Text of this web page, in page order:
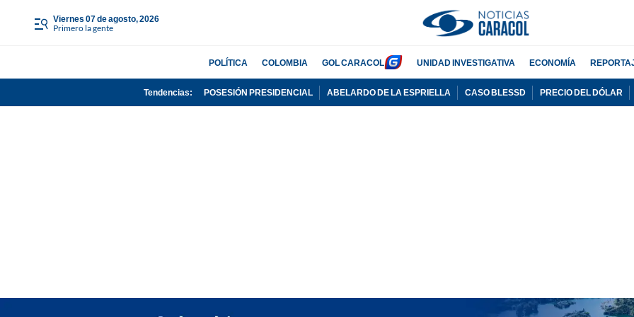
viernes 07 de agosto, 2026
Primero la gente
POLÍTICA COLOMBIA GOL CARACOL UNIDAD INVESTIGATIVA ECONOMÍA
Tendencias: POSESIÓN PRESIDENCIAL ABELARDO DE LA ESPRIELLA CASO BLESSD PRECIO DEL DÓLAR